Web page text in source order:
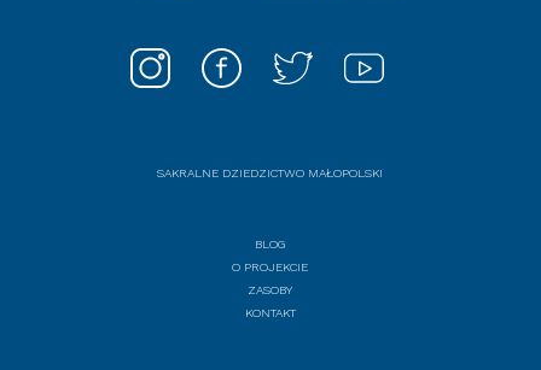
SAKRALNE DZIEDZICTWO MAŁOPOLSKI
BLOG
O PROJEKCIE
ZASOBY
KONTAKT